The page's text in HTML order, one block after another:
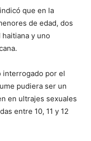
que en la
de edad, dos
y uno
interrogado por el
pudiera ser un
en ultrajes sexuales
entre 10, 11 y 12